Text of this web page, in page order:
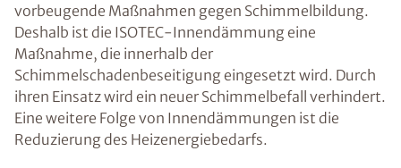
vorbeugende Maßnahmen gegen Schimmelbildung.
Deshalb ist die ISOTEC-Innendämmung eine
Maßnahme, die innerhalb der
Schimmelschadenbeseitigung eingesetzt wird. Durch
ihren Einsatz wird ein neuer Schimmelbefall verhindert.
Eine weitere Folge von Innendämmungen ist die
Reduzierung des Heizenergiebedarfs.